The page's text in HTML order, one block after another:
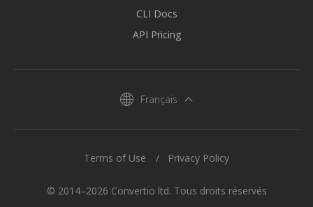
CLI Docs
API Pricing
Français
© 2014–2026 Convertio ltd. Tous droits réservés
Terms of Use Privacy Policy